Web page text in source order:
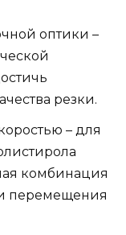
оптики –
резки.
– для
комбинация
перемещения